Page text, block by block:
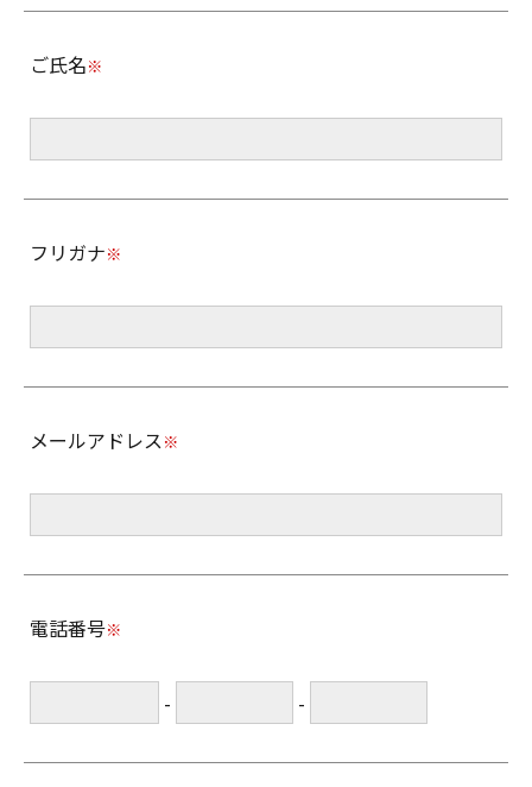
ご氏名※
フリガナ※
メールアドレス※
電話番号※
- -